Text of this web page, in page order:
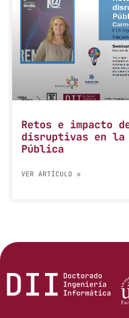
Retos e impacto
disruptivas en la
Pública
VER ARTÍCULO »